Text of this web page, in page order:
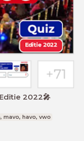
2022🎤
mavo, havo, vwo